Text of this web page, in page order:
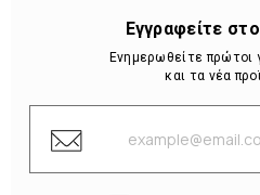
Εγγραφείτε
Ενημερωθείτε πρώτοι
και τα νέα